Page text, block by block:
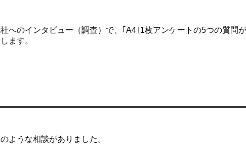
へのインタビュー（調査）で、｢A4｣1枚アンケートの5つの質問が
ます。
ような相談がありました。